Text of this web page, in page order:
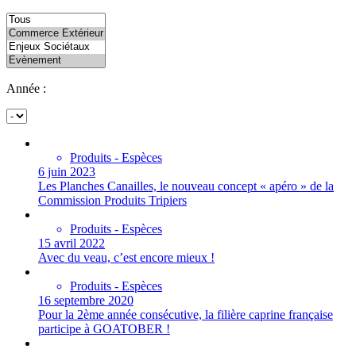
Année :
Produits - Espèces
6 juin 2023
Les Planches Canailles, le nouveau concept « apéro » de la
Commission Produits Tripiers
Produits - Espèces
15 avril 2022
Avec du veau, c’est encore mieux !
Produits - Espèces
16 septembre 2020
Pour la 2ème année consécutive, la filière caprine française
participe à GOATOBER !